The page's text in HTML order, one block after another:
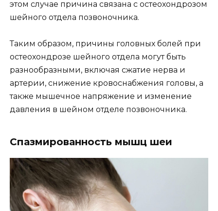
этом случае причина связана с остеохондрозом
шейного отдела позвоночника.
Таким образом, причины головных болей при
остеохондрозе шейного отдела могут быть
разнообразными, включая сжатие нерва и
артерии, снижение кровоснабжения головы, а
также мышечное напряжение и изменение
давления в шейном отделе позвоночника.
Спазмированность мышц шеи